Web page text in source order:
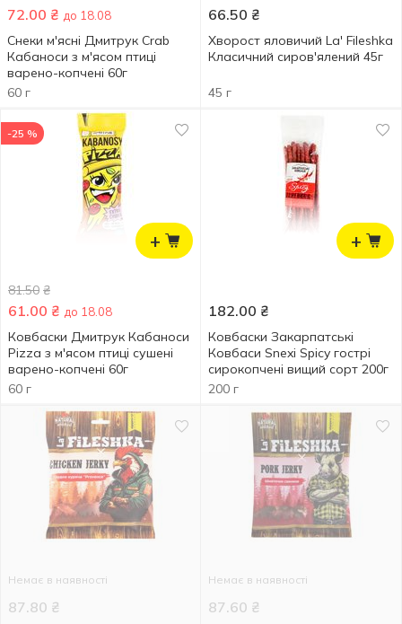
72.00 ₴ до 18.08
Снеки м'ясні Дмитрук Crab
Кабаноси з м'ясом птиці
варено-копчені 60г
60 г
66.50 ₴
Хворост яловичий La' Fileshka
Класичний сиров'ялений 45г
45 г
+
-25 %
81.50 ₴
61.00 ₴ до 18.08
Ковбаски Дмитрук Кабаноси
Pizza з м'ясом птиці сушені
варено-копчені 60г
60 г
+
182.00 ₴
Ковбаски Закарпатські
Ковбаси Snexi Spicy гострі
сирокопчені вищий сорт 200г
200 г
Немає в наявності
87.80 ₴
Немає в наявності
87.60 ₴